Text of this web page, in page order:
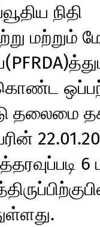
நிதி
மற்றும்
தலைமை
6